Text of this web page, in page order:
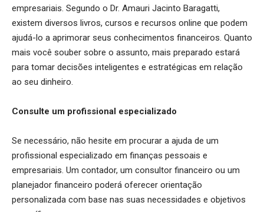
empresariais. Segundo o Dr. Amauri Jacinto Baragatti,
existem diversos livros, cursos e recursos online que podem
ajudá-lo a aprimorar seus conhecimentos financeiros. Quanto
mais você souber sobre o assunto, mais preparado estará
para tomar decisões inteligentes e estratégicas em relação
ao seu dinheiro.
Consulte um profissional especializado
Se necessário, não hesite em procurar a ajuda de um
profissional especializado em finanças pessoais e
empresariais. Um contador, um consultor financeiro ou um
planejador financeiro poderá oferecer orientação
personalizada com base nas suas necessidades e objetivos